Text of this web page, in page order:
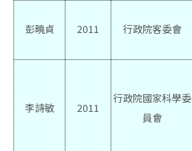
彭曉貞 2011 行政院客委會
李詩敏 2011
行政院國家科學委
員會